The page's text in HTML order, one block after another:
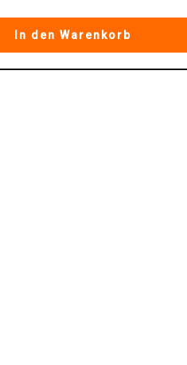
In den Warenkorb